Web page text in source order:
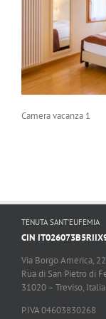
Camera vacanza 1
TENUTA SANT’EUFEMIA
CIN
Via Borgo America, 22
Rua di San Pietro di
31020 – Treviso, Italia
P.IVA 04603830268